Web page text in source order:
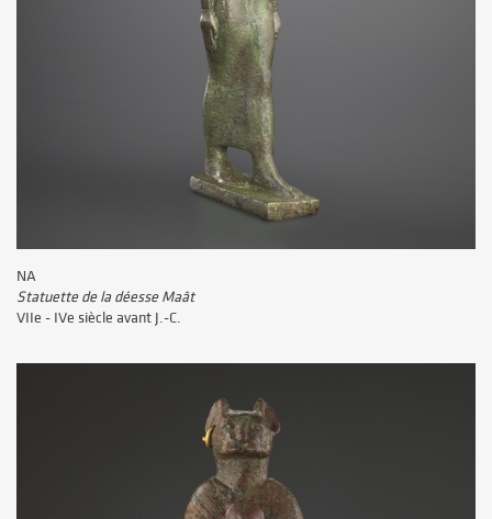
NA
Statuette de la déesse Maât
VIIe - IVe siècle avant J.-C.